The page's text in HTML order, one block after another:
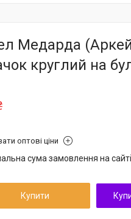
Медарда
круглий на
оптові ціни
сума замовлення на
Купити